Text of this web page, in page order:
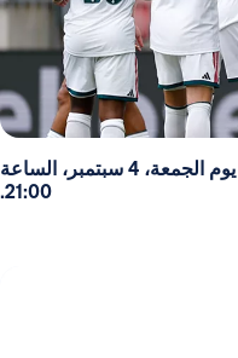
مباراة ريال بيتيس وريال مدريد ستقام يوم الجمعة، 4 سبتمبر، الساعة
21:00.